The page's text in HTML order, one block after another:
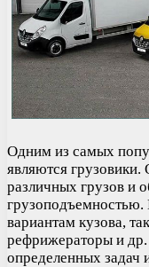
Одним из самых
являются
различных грузов и
грузоподъемностью.
вариантам кузова,
рефрижераторы и
определенных задач